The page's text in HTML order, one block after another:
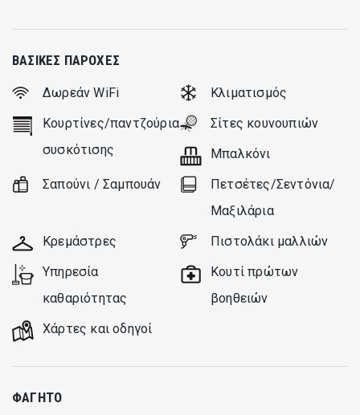
ΒΑΣΙΚΈΣ ΠΑΡΟΧΈΣ
Δωρεάν WiFi
Κλιματισμός
Κουρτίνες/παντζούρια
συσκότισης
Σίτες κουνουπιών
Μπαλκόνι
Σαπούνι / Σαμπουάν
Πετσέτες/Σεντόνια/
Μαξιλάρια
Κρεμάστρες
Πιστολάκι μαλλιών
Υπηρεσία
καθαριότητας
Κουτί πρώτων
βοηθειών
Xάρτες και οδηγοί
ΦΑΓΗΤΌ